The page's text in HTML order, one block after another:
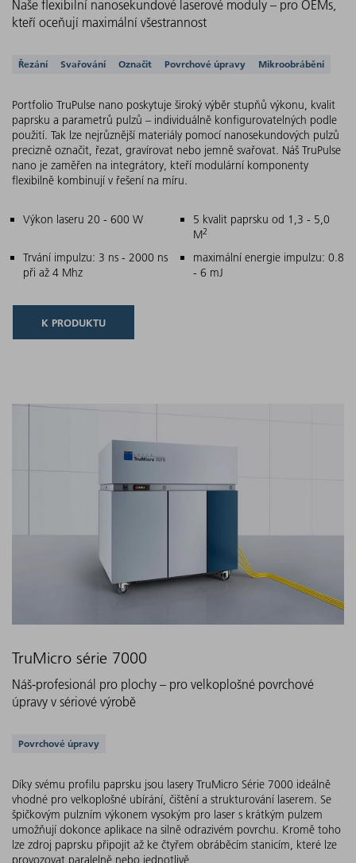
Naše flexibilní nanosekundové laserové moduly – pro OEMs,
kteří oceňují maximální všestrannost
Podporovaná řešení
Řezání Svařování Označit Povrchové úpravy Mikroobrábění
Portfolio TruPulse nano poskytuje široký výběr stupňů výkonu, kvalit
paprsku a parametrů pulzů – individuálně konfigurovatelných podle
použití. Tak lze nejrůznější materiály pomocí nanosekundových pulzů
precizně označit, řezat, gravírovat nebo jemně svařovat. Náš TruPulse
nano je zaměřen na integrátory, kteří modulární komponenty
flexibilně kombinují v řešení na míru.
Hlavní charakteristiky
Výkon laseru 20 - 600 W
5 kvalit paprsku od 1,3 - 5,0
M2
Trvání impulzu: 3 ns - 2000 ns
při až 4 Mhz
maximální energie impulzu: 0.8
- 6 mJ
K PRODUKTU
TruMicro série 7000
Náš-profesionál pro plochy – pro velkoplošné povrchové
úpravy v sériové výrobě
Podporovaná řešení
Povrchové úpravy
Díky svému profilu paprsku jsou lasery TruMicro Série 7000 ideálně
vhodné pro velkoplošné ubírání, čištění a strukturování laserem. Se
špičkovým pulzním výkonem vysokým pro laser s krátkým pulzem
umožňují dokonce aplikace na silně odrazivém povrchu. Kromě toho
lze zdroj paprsku připojit až ke čtyřem obráběcím stanicím, které lze
provozovat paralelně nebo jednotlivě.